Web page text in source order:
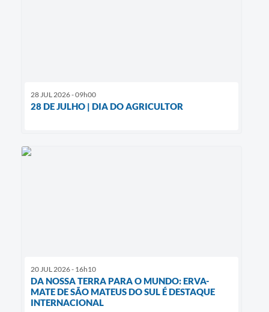
28 JUL 2026 - 09h00
28 DE JULHO | DIA DO AGRICULTOR
20 JUL 2026 - 16h10
DA NOSSA TERRA PARA O MUNDO: ERVA-
MATE DE SÃO MATEUS DO SUL É DESTAQUE
INTERNACIONAL